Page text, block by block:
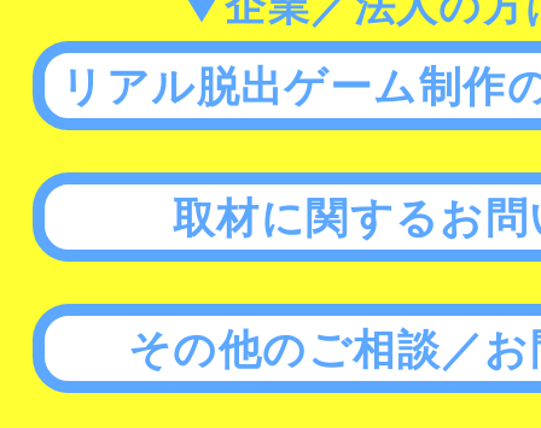
リアル脱出ゲーム制作
取材に関するお
その他のご相談／